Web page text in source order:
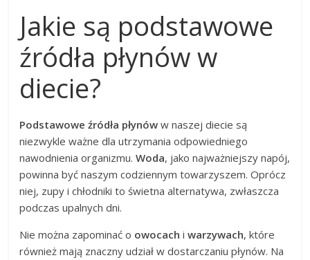
Jakie są podstawowe
źródła płynów w
diecie?
Podstawowe źródła płynów w naszej diecie są
niezwykle ważne dla utrzymania odpowiedniego
nawodnienia organizmu.Woda, jako najważniejszy napój,
powinna być naszym codziennym towarzyszem. Oprócz
niej, zupy i chłodniki to świetna alternatywa, zwłaszcza
podczas upalnych dni.
Nie można zapominać o owocach iwarzywach, które
również mają znaczny udział w dostarczaniu płynów. Na